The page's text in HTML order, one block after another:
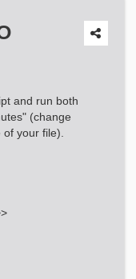
and run both
(change
your file).